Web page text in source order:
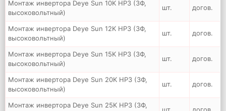
Монтаж инвертора Deye Sun 10K HP3 (3Ф,
высоковольтный)
шт. догов.
Монтаж инвертора Deye Sun 12K HP3 (3Ф,
высоковольтный)
шт. догов.
Монтаж инвертора Deye Sun 15K HP3 (3Ф,
высоковольтный)
шт. догов.
Монтаж инвертора Deye Sun 20K HP3 (3Ф,
высоковольтный)
шт. догов.
Монтаж инвертора Deye Sun 25K HP3 (3Ф,
шт. догов.